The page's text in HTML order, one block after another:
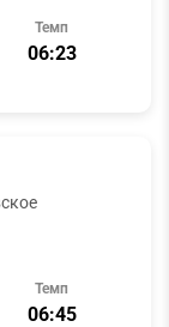
Темп
06:23
Темп
06:45